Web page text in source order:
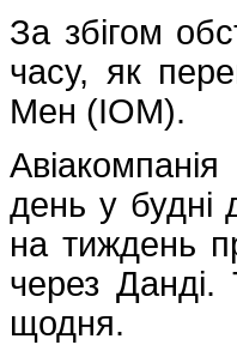
За збігом
часу, як
Мен (IOM).
день у будні
на тиждень
через
щодня.